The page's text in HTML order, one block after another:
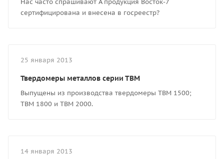
Нас часто спрашивают А продукция Восток-7
сертифицирована и внесена в госреестр?
25 января 2013
Твердомеры металлов серии ТВМ
Выпущены из производства твердомеры ТВМ 1500;
ТВМ 1800 и ТВМ 2000.
14 января 2013